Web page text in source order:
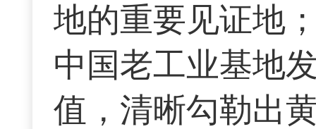
地的重要见证地
中国老工业基地
值，清晰勾勒出